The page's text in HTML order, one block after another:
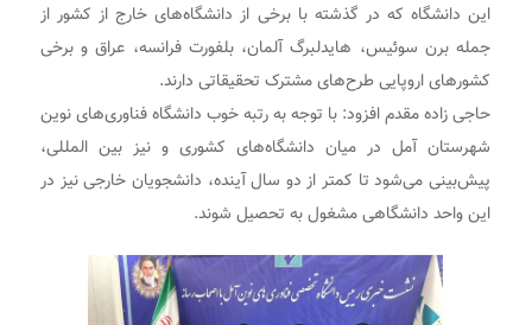
این دانشگاه که در گذشته با برخی از دانشگاه‌های خارج از کشور از
جمله برن سوئیس، هایدلبرگ آلمان، بلفورت فرانسه، عراق و برخی
کشورهای اروپایی طرح‌های مشترک تحقیقاتی دارند.
حاجی زاده مقدم افزود: با توجه به رتبه خوب دانشگاه فناوری‌های نوین
شهرستان آمل در میان دانشگاه‌های کشوری و نیز بین المللی،
پیش‌بینی می‌شود تا کمتر از دو سال آینده، دانشجویان خارجی نیز در
این واحد دانشگاهی مشغول به تحصیل شوند.